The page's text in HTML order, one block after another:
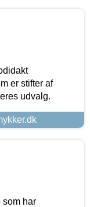
er stifter af
udvalg.
som har